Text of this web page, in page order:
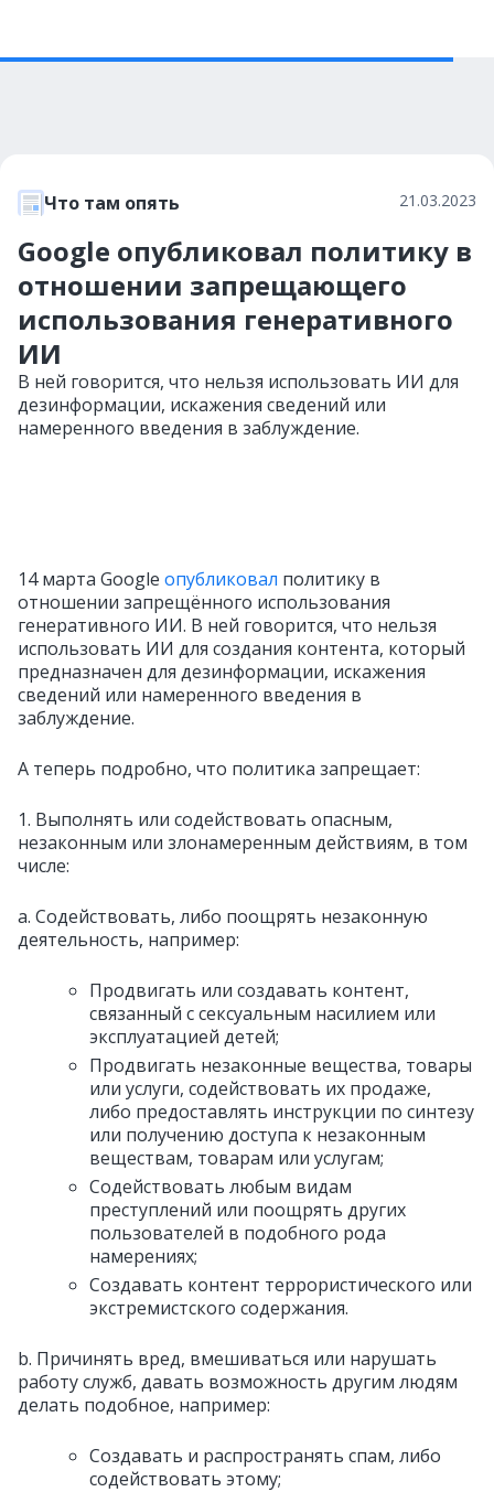
Что там опять 21.03.2023
Google опубликовал политику в
отношении запрещающего
использования генеративного
ИИ
В ней говорится, что нельзя использовать ИИ для
дезинформации, искажения сведений или
намеренного введения в заблуждение.
14 марта Google опубликовал политику в
отношении запрещённого использования
генеративного ИИ. В ней говорится, что нельзя
использовать ИИ для создания контента, который
предназначен для дезинформации, искажения
сведений или намеренного введения в
заблуждение.
А теперь подробно, что политика запрещает:
1. Выполнять или содействовать опасным,
незаконным или злонамеренным действиям, в том
числе:
a. Содействовать, либо поощрять незаконную
деятельность, например:
Продвигать или создавать контент,
связанный с сексуальным насилием или
эксплуатацией детей;
Продвигать незаконные вещества, товары
или услуги, содействовать их продаже,
либо предоставлять инструкции по синтезу
или получению доступа к незаконным
веществам, товарам или услугам;
Содействовать любым видам
преступлений или поощрять других
пользователей в подобного рода
намерениях;
Создавать контент террористического или
экстремистского содержания.
b. Причинять вред, вмешиваться или нарушать
работу служб, давать возможность другим людям
делать подобное, например:
Создавать и распространять спам, либо
содействовать этому;